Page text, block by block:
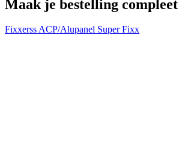
Maak je bestelling compleet
Fixxerss ACP/Alupanel Super Fixx